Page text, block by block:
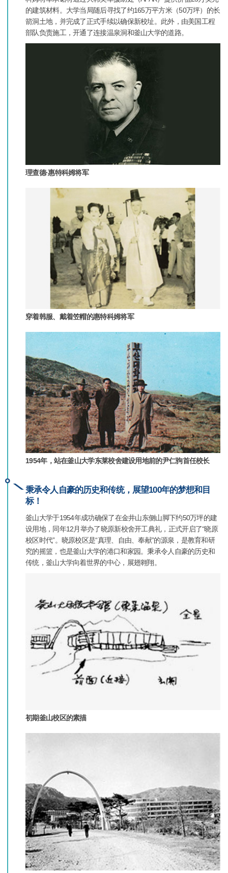
的建筑材料。大学当局随后寻找了约165万平方米（50万坪）的长
箭洞土地，并完成了正式手续以确保新校址。此外，由美国工程
部队负责施工，开通了连接温泉洞和釜山大学的道路。
理查德·惠特科姆将军
穿着韩服、戴着笠帽的惠特科姆将军
1954年，站在釜山大学东莱校舍建设用地前的尹仁驹首任校长
秉承令人自豪的历史和传统，展望100年的梦想和目
标！
釜山大学于1954年成功确保了在金井山东侧山脚下约50万坪的建
设用地，同年12月举办了晓原新校舍开工典礼，正式开启了“晓原
校区时代”。晓原校区是“真理、自由、奉献”的源泉，是教育和研
究的摇篮，也是釜山大学的港口和家园。秉承令人自豪的历史和
传统，釜山大学向着世界的中心，展翅翱翔。
初期釜山校区的素描